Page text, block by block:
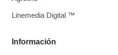
Información
Linemedia Digital ™